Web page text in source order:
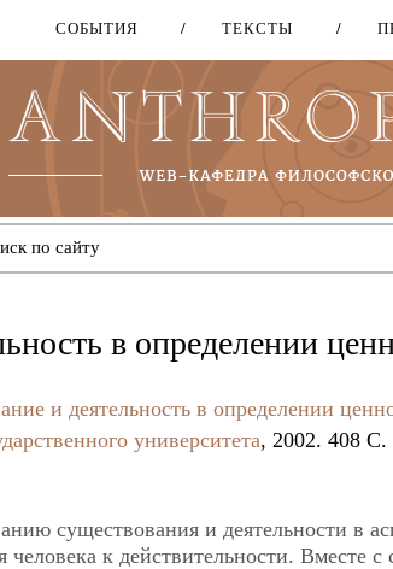
Перейти
основному
содержанию
СОБЫТИЯ ТЕКСТЫ
в определении
и деятельность в определении
университета, 2002. 408 C.
существования и деятельности в
к действительности. Вместе с